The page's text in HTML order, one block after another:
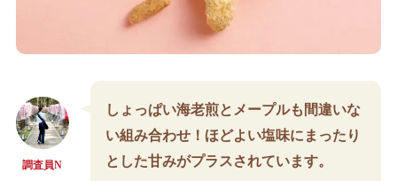
調査員N
しょっぱい海老煎とメープルも間違いな
い組み合わせ！ほどよい塩味にまったり
とした甘みがプラスされています。